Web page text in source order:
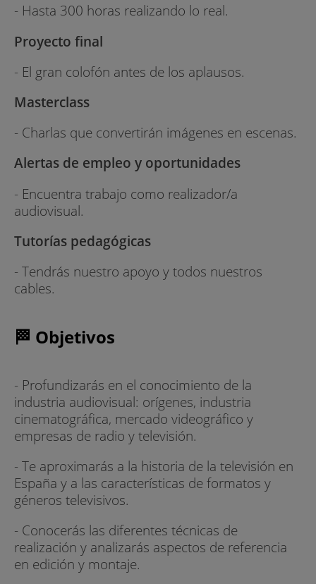
- Hasta 300 horas realizando lo real.
Proyecto final
- El gran colofón antes de los aplausos.
Masterclass
- Charlas que convertirán imágenes en escenas.
Alertas de empleo y oportunidades
- Encuentra trabajo como realizador/a
audiovisual.
Tutorías pedagógicas
- Tendrás nuestro apoyo y todos nuestros
cables.
🏁 Objetivos
- Profundizarás en el conocimiento de la
industria audiovisual: orígenes, industria
cinematográfica, mercado videográfico y
empresas de radio y televisión.
- Te aproximarás a la historia de la televisión en
España y a las características de formatos y
géneros televisivos.
- Conocerás las diferentes técnicas de
realización y analizarás aspectos de referencia
en edición y montaje.